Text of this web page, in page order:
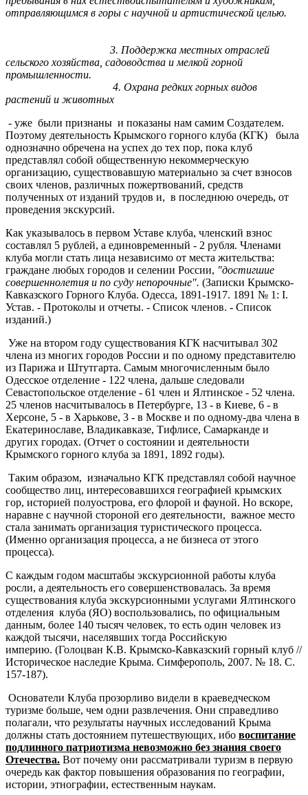
отправляющимся в горы с научной и артистической целью.
3. Поддержка местных отраслей
сельского хозяйства, садоводства и мелкой горной
промышленности.
4. Охрана редких горных видов
растений и животных
- уже были признаны и показаны нам самим Создателем.
Поэтому деятельность Крымского горного клуба (КГК) была
однозначно обречена на успех до тех пор, пока клуб
представлял собой общественную некоммерческую
организацию, существовавшую материально за счет взносов
своих членов, различных пожертвований, средств
полученных от изданий трудов и, в последнюю очередь, от
проведения экскурсий.
Как указывалось в первом Уставе клуба, членский взнос
составлял 5 рублей, а единовременный - 2 рубля. Членами
клуба могли стать лица независимо от места жительства:
граждане любых городов и селении России, "достигшие
совершеннолетия и по суду непорочные". (Записки Крымско-
Кавказского Горного Клуба. Одесса, 1891-1917. 1891 № 1: I.
Устав. - Протоколы и отчеты. - Список членов. - Список
изданий.)
Уже на втором году существования КГК насчитывал 302
члена из многих городов России и по одному представителю
из Парижа и Штутгарта. Самым многочисленным было
Одесское отделение - 122 члена, дальше следовали
Севастопольское отделение - 61 член и Ялтинское - 52 члена.
25 членов насчитывалось в Петербурге, 13 - в Киеве, 6 - в
Херсоне, 5 - в Харькове, 3 - в Москве и по одному-два члена в
Екатеринославе, Владикавказе, Тифлисе, Самарканде и
других городах. (Отчет о состоянии и деятельности
Крымского горного клуба за 1891, 1892 годы).
Таким образом, изначально КГК представлял собой научное
сообщество лиц, интересовавшихся географией крымских
гор, историей полуострова, его флорой и фауной. Но вскоре,
наравне с научной стороной его деятельности, важное место
стала занимать организация туристического процесса.
(Именно организация процесса, а не бизнеса от этого
процесса).
С каждым годом масштабы экскурсионной работы клуба
росли, а деятельность его совершенствовалась. За время
существования клуба экскурсионными услугами Ялтинского
отделения клуба (ЯО) воспользовались, по официальным
данным, более 140 тысяч человек, то есть один человек из
каждой тысячи, населявших тогда Российскую
империю. (Голоцван К.В. Крымско-Кавказский горный клуб //
Историческое наследие Крыма. Симферополь, 2007. № 18. С.
157-187).
Основатели Клуба прозорливо видели в краеведческом
туризме больше, чем одни развлечения. Они справедливо
полагали, что результаты научных исследований Крыма
должны стать достоянием путешествующих, ибо воспитание
подлинного патриотизма невозможно без знания своего
Отечества. Вот почему они рассматривали туризм в первую
очередь как фактор повышения образования по географии,
истории, этнографии, естественным наукам.